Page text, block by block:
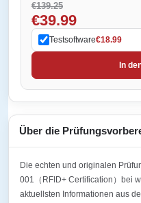
€139.25
€39.99
Testsoftware€18.99
In
Über die
Die echten und originalen
001（RFID+ Certification）bei
aktuellsten Informationen aus